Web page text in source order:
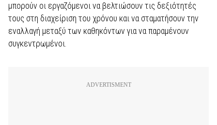
μπορούν οι εργαζόμενοι να βελτιώσουν τις δεξιότητές
τους στη διαχείριση του χρόνου και να σταματήσουν την
εναλλαγή μεταξύ των καθηκόντων για να παραμένουν
συγκεντρωμένοι.